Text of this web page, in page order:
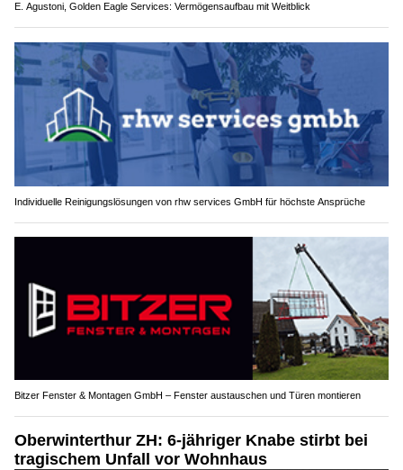
E. Agustoni, Golden Eagle Services: Vermögensaufbau mit Weitblick
Individuelle Reinigungslösungen von rhw services GmbH für höchste Ansprüche
Bitzer Fenster & Montagen GmbH – Fenster austauschen und Türen montieren
Oberwinterthur ZH: 6-jähriger Knabe stirbt bei
tragischem Unfall vor Wohnhaus